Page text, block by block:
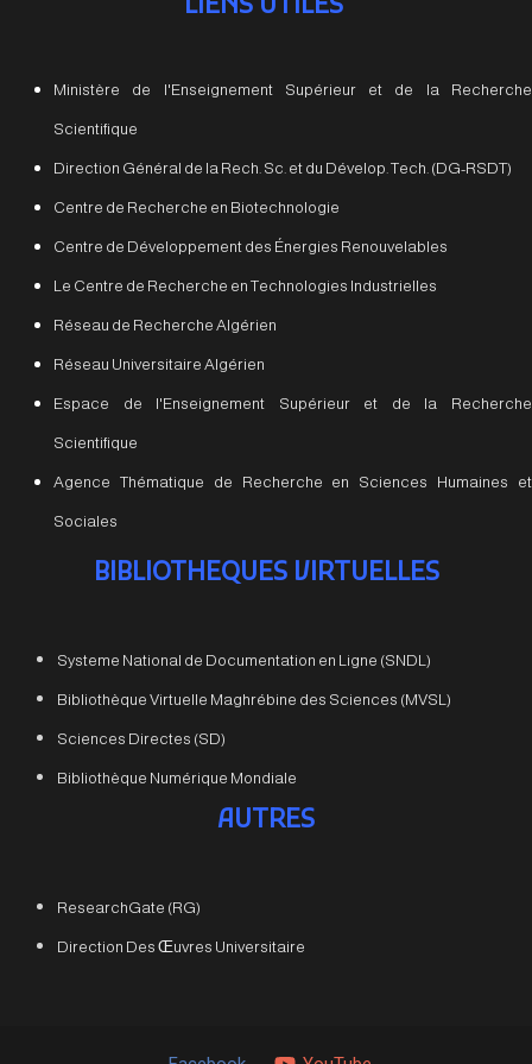
LIENS UTILES
Ministère de l'Enseignement Supérieur et de la Recherche
Scientifique
Direction Général de la Rech. Sc. et du Dévelop. Tech. (DG-RSDT)
Centre de Recherche en Biotechnologie
Centre de Développement des Énergies Renouvelables
Le Centre de Recherche en Technologies Industrielles
Réseau de Recherche Algérien
Réseau Universitaire Algérien
Espace de l'Enseignement Supérieur et de la Recherche
Scientifique
Agence Thématique de Recherche en Sciences Humaines et
Sociales
BIBLIOTHEQUES VIRTUELLES
Systeme National de Documentation en Ligne (SNDL)
Bibliothèque Virtuelle Maghrébine des Sciences (MVSL)
Sciences Directes (SD)
Bibliothèque Numérique Mondiale
AUTRES
ResearchGate (RG)
Direction Des Œuvres Universitaire